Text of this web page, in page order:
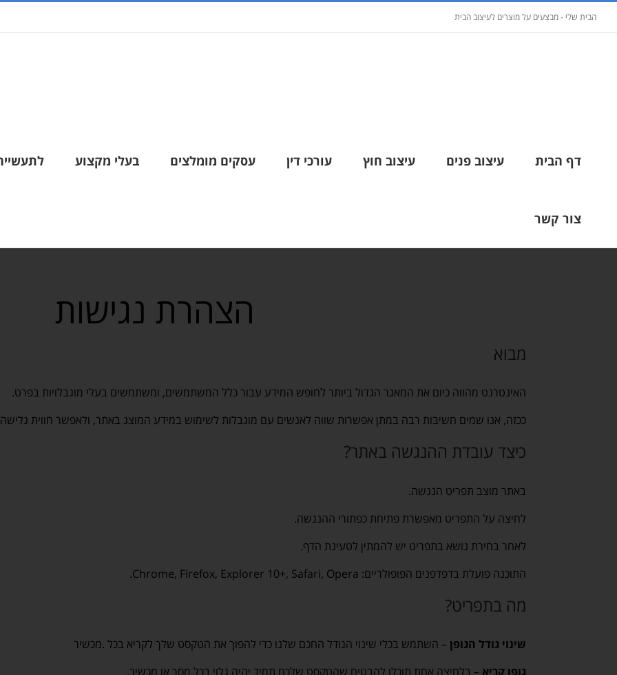
הבית שלי - מבצעים על מוצרים לעיצוב הבית
דף הבית עיצוב פנים עיצוב חוץ עורכי דין עסקים מומלצים בעלי מקצוע
צור קשר
הצהרת נגישות
מבוא
האינטרנט מהווה כיום את המאגר הגדול ביותר לחופש המידע עבור כלל המשתמשים, ומשתמשים בעלי מוגבלויות בפרט.
ככזה, אנו שמים חשיבות רבה במתן אפשרות שווה לאנשים עם מוגבלות לשימוש במידע המוצג באתר, ולאפשר חווית גלישה
כיצד עובדת ההנגשה באתר?
באתר מוצב תפריט הנגשה.
לחיצה על התפריט מאפשרת פתיחת כפתורי ההנגשה.
לאחר בחירת נושא בתפריט יש להמתין לטעינת הדף.
התוכנה פועלת בדפדפנים הפופולריים: Chrome, Firefox, Explorer 10+, Safari, Opera.
מה בתפריט?
שינוי גודל הגופן – השתמש בכלי שינוי הגודל החכם שלנו כדי להפוך את הטקסט שלך לקריא בכל .מכשיר
גופן קריא – בלחיצה אחת תוכלו להבטיח שהטקסט שלכם תמיד יהיה גלוי בכל מסך או מכשיר.